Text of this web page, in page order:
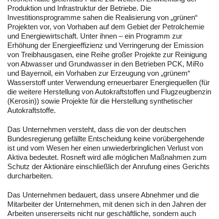
Produktion und Infrastruktur der Betriebe. Die
Investitionsprogramme sahen die Realisierung von „grünen“
Projekten vor, von Vorhaben auf dem Gebiet der Petrolchemie
und Energiewirtschaft. Unter ihnen – ein Programm zur
Erhöhung der Energieeffizienz und Verringerung der Emission
von Treibhausgasen, eine Reihe großer Projekte zur Reinigung
von Abwasser und Grundwasser in den Betrieben PCK, MiRo
und Bayernoil, ein Vorhaben zur Erzeugung von „grünem“
Wasserstoff unter Verwendung erneuerbarer Energiequellen (für
die weitere Herstellung von Autokraftstoffen und Flugzeugbenzin
(Kerosin)) sowie Projekte für die Herstellung synthetischer
Autokraftstoffe.
Das Unternehmen versteht, dass die von der deutschen
Bundesregierung gefällte Entscheidung keine vorübergehende
ist und vom Wesen her einen unwiederbringlichen Verlust von
Aktiva bedeutet. Rosneft wird alle möglichen Maßnahmen zum
Schutz der Aktionäre einschließlich der Anrufung eines Gerichts
durcharbeiten.
Das Unternehmen bedauert, dass unsere Abnehmer und die
Mitarbeiter der Unternehmen, mit denen sich in den Jahren der
Arbeiten unsererseits nicht nur geschäftliche, sondern auch